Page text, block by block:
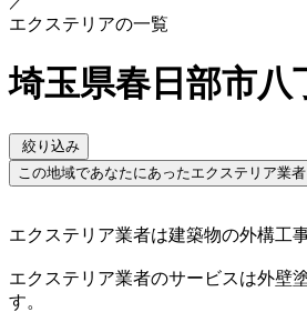
エクステリアの一覧
埼玉県春日部市
絞り込み
この地域であなたにあったエクステリア業
エクステリア業者は建築物の外構工
エクステリア業者のサービスは外壁
す。